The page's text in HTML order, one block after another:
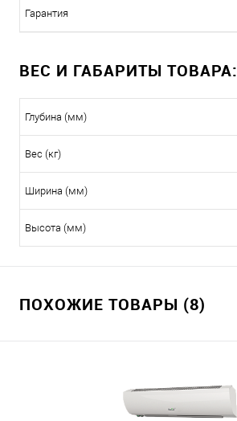
Гарантия
ВЕС И ГАБАРИТЫ ТОВАРА:
Глубина (мм)
Вес (кг)
Ширина (мм)
Высота (мм)
ПОХОЖИЕ ТОВАРЫ (8)